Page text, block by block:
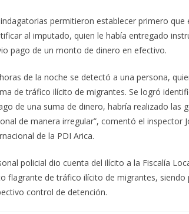
permitieron establecer primero
al imputado, quien le había entregado
pago de un monto de dinero en efectivo.
horas de la noche se detectó a una persona,
de tráfico ilícito de migrantes. Se logró
de una suma de dinero, habría realizado las
de manera irregular”, comentó el inspector
de la PDI Arica.
policial dio cuenta del ilícito a la Fiscalía
flagrante de tráfico ilícito de migrantes,
control de detención.